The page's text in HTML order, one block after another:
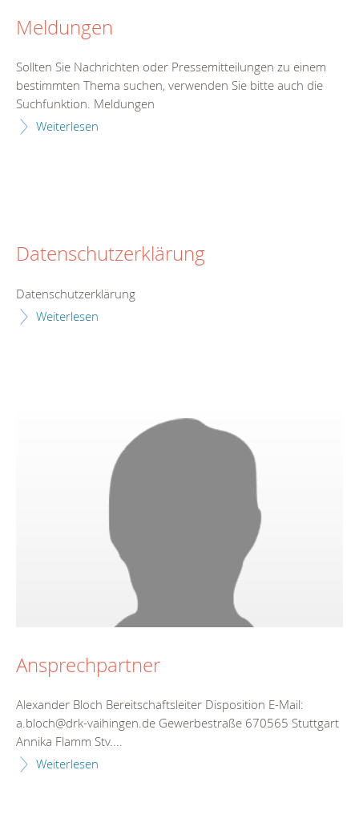
Meldungen
Sollten Sie Nachrichten oder Pressemitteilungen zu einem
bestimmten Thema suchen, verwenden Sie bitte auch die
Suchfunktion. Meldungen
Weiterlesen
Datenschutzerklärung
Datenschutzerklärung
Weiterlesen
Ansprechpartner
Alexander Bloch Bereitschaftsleiter Disposition E-Mail:
a.bloch@drk-vaihingen.de Gewerbestraße 670565 Stuttgart
Annika Flamm Stv....
Weiterlesen